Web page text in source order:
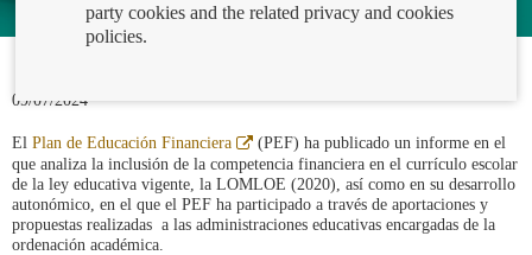
09/07/2024
El Plan de Educación Financiera
Abre
en
ventana
nueva
(PEF) ha publicado un informe en el
que analiza la inclusión de la competencia financiera en el currículo escolar
de la ley educativa vigente, la LOMLOE (2020), así como en su desarrollo
autonómico, en el que el PEF ha participado a través de aportaciones y
propuestas realizadas a las administraciones educativas encargadas de la
ordenación académica.
party cookies and the related privacy and cookies
policies.